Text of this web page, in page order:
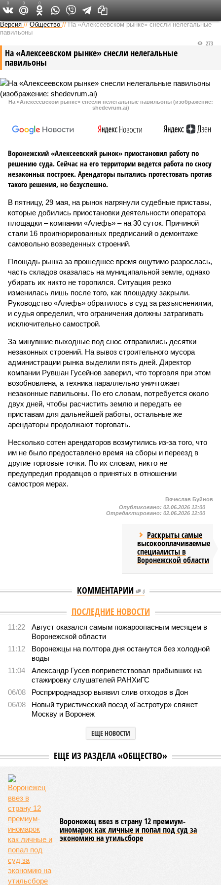
Версия в Воронеже
Версия //Общество //На «Алексеевском рынке» снесли нелегальные
павильоны
На «Алексеевском рынке» снесли нелегальные
павильоны
273
На «Алексеевском рынке» снесли нелегальные павильоны (изображение:
shedevrum.ai)
Воронежский «Алексеевский рынок» приостановил работу по
решению суда. Сейчас на его территории ведется работа по сносу
незаконных построек. Арендаторы пытались протестовать против
такого решения, но безуспешно.
В пятницу, 29 мая, на рынок нагрянули судебные приставы,
которые добились приостановки деятельности оператора
площадки – компании «Алефъ» – на 30 суток. Причиной
стали 16 проигнорированных предписаний о демонтаже
самовольно возведенных строений.
Площадь рынка за прошедшее время ощутимо разрослась,
часть складов оказалась на муниципальной земле, однако
убирать их никто не торопился. Ситуация резко
изменилась лишь после того, как площадку закрыли.
Руководство «Алефъ» обратилось в суд за разъяснениями,
и судья определил, что ограничения должны затрагивать
исключительно самострой.
За минувшие выходные под снос отправились десятки
незаконных строений. На вывоз строительного мусора
администрации рынка выделили пять дней. Директор
компании Рувшан Гусейнов заверил, что торговля при этом
возобновлена, а техника параллельно уничтожает
незаконные павильоны. По его словам, потребуется около
двух дней, чтобы расчистить землю и передать ее
приставам для дальнейшей работы, остальные же
арендаторы продолжают торговать.
Несколько сотен арендаторов возмутились из-за того, что
им не было предоставлено время на сборы и переезд в
другие торговые точки. По их словам, никто не
предупредил продавцов о принятых в отношении
самостроя мерах.
0 0 0
Вячеслав Буйнов
Опубликовано: 02.06.2026 12:00
Отредактировано: 02.06.2026 12:00
Раскрыты самые
высокооплачиваемые
специалисты в
Воронежской области
КОММЕНТАРИИ 0
ПОСЛЕДНИЕ НОВОСТИ
11:22
Август оказался самым пожароопасным месяцем в
Воронежской области
11:12
Воронежцы на полтора дня останутся без холодной
воды
11:04
Александр Гусев поприветствовал прибывших на
стажировку слушателей РАНХиГС
06/08
Росприроднадзор выявил слив отходов в Дон
06/08
Новый туристический поезд «Гастротур» свяжет
Москву и Воронеж
ЕЩЕ НОВОСТИ
ЕЩЕ ИЗ РАЗДЕЛА «ОБЩЕСТВО»
Воронежец ввез в страну 12 премиум-
иномарок как личные и попал под суд за
экономию на утильсборе